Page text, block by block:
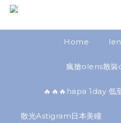
Home
瘋搶olens散
🔥🔥🔥hapa 1day 低
散光Astigram日本美瞳